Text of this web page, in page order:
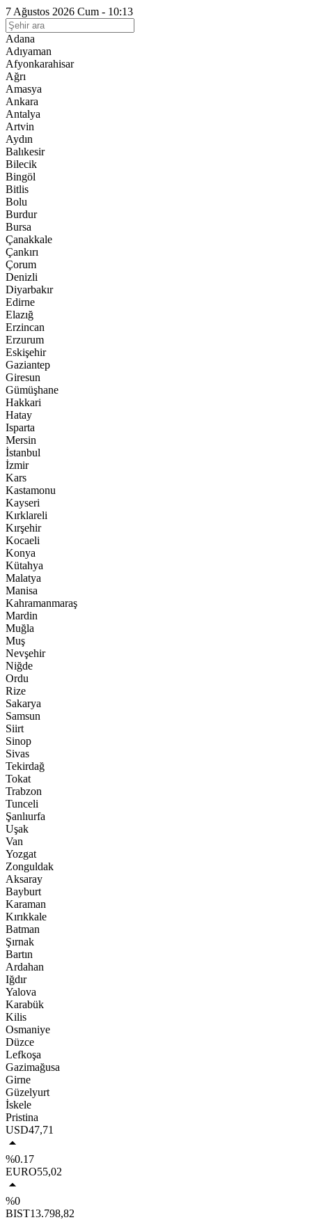
7 Ağustos 2026 Cum - 10:13
Adana
Adıyaman
Afyonkarahisar
Ağrı
Amasya
Ankara
Antalya
Artvin
Aydın
Balıkesir
Bilecik
Bingöl
Bitlis
Bolu
Burdur
Bursa
Çanakkale
Çankırı
Çorum
Denizli
Diyarbakır
Edirne
Elazığ
Erzincan
Erzurum
Eskişehir
Gaziantep
Giresun
Gümüşhane
Hakkari
Hatay
Isparta
Mersin
İstanbul
İzmir
Kars
Kastamonu
Kayseri
Kırklareli
Kırşehir
Kocaeli
Konya
Kütahya
Malatya
Manisa
Kahramanmaraş
Mardin
Muğla
Muş
Nevşehir
Niğde
Ordu
Rize
Sakarya
Samsun
Siirt
Sinop
Sivas
Tekirdağ
Tokat
Trabzon
Tunceli
Şanlıurfa
Uşak
Van
Yozgat
Zonguldak
Aksaray
Bayburt
Karaman
Kırıkkale
Batman
Şırnak
Bartın
Ardahan
Iğdır
Yalova
Karabük
Kilis
Osmaniye
Düzce
Lefkoşa
Gazimağusa
Girne
Güzelyurt
İskele
Pristina
USD47,71
%0.17
EURO55,02
%0
BIST13.798,82